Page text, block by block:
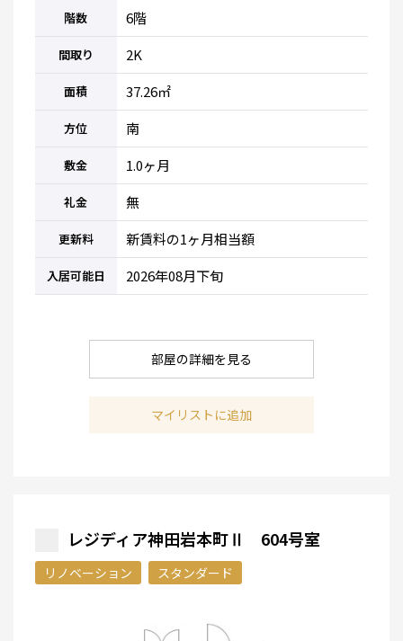
階数 6階
間取り 2K
面積 37.26㎡
方位 南
敷金 1.0ヶ月
礼金 無
更新料 新賃料の1ヶ月相当額
入居可能日 2026年08月下旬
部屋の詳細を見る
マイリストに追加
レジディア神田岩本町Ⅱ 604号室
リノベーション スタンダード